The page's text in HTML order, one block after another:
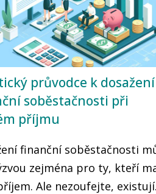
průvodce k dosažení
soběstačnosti při
příjmu
finanční soběstačnosti
zejména pro ty, kteří
Ale nezoufejte, existují